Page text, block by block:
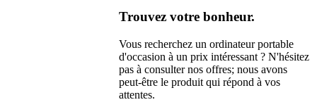
Trouvez votre bonheur.
Vous recherchez un ordinateur portable
d'occasion à un prix intéressant ? N'hésitez
pas à consulter nos offres; nous avons
peut-être le produit qui répond à vos
attentes.